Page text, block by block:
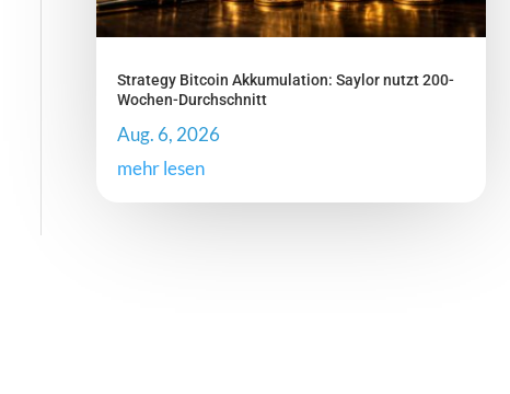
Strategy Bitcoin Akkumulation: Saylor nutzt 200-
Wochen-Durchschnitt
Aug. 6, 2026
mehr lesen